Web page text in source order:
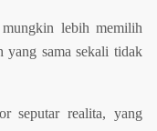
lebih memilih
yang sama sekali tidak
seputar realita, yang